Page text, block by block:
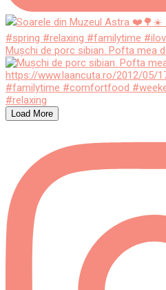
Mușchi de porc sibian. Pofta mea
Load More